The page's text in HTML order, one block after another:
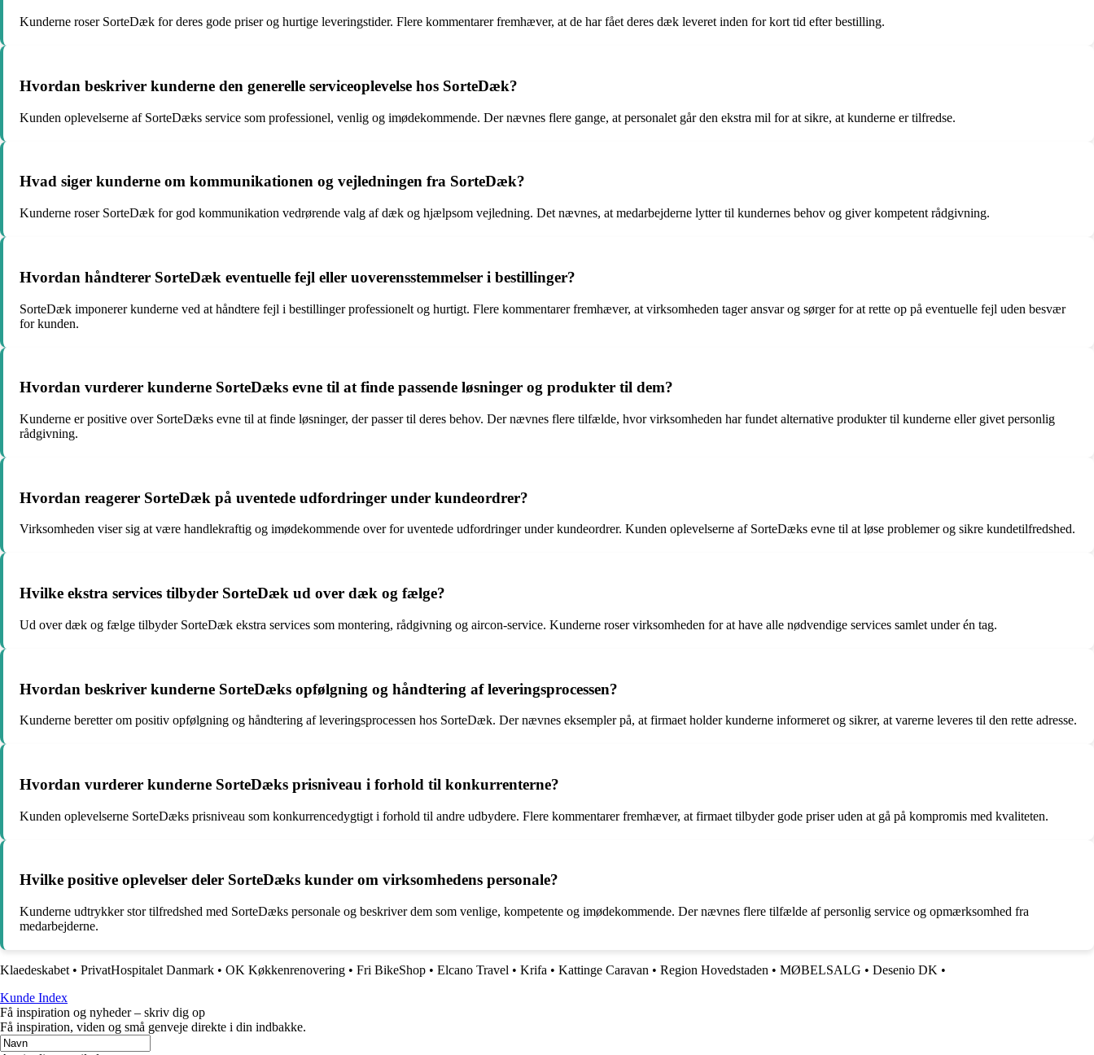
Kunderne roser SorteDæk for deres gode priser og hurtige leveringstider. Flere kommentarer fremhæver, at de har fået deres dæk leveret inden for kort tid efter bestilling.
Hvordan beskriver kunderne den generelle serviceoplevelse hos SorteDæk?
Kunden oplevelserne af SorteDæks service som professionel, venlig og imødekommende. Der nævnes flere gange, at personalet går den ekstra mil for at sikre, at kunderne er tilfredse.
Hvad siger kunderne om kommunikationen og vejledningen fra SorteDæk?
Kunderne roser SorteDæk for god kommunikation vedrørende valg af dæk og hjælpsom vejledning. Det nævnes, at medarbejderne lytter til kundernes behov og giver kompetent rådgivning.
Hvordan håndterer SorteDæk eventuelle fejl eller uoverensstemmelser i bestillinger?
SorteDæk imponerer kunderne ved at håndtere fejl i bestillinger professionelt og hurtigt. Flere kommentarer fremhæver, at virksomheden tager ansvar og sørger for at rette op på eventuelle fejl uden besvær
for kunden.
Hvordan vurderer kunderne SorteDæks evne til at finde passende løsninger og produkter til dem?
Kunderne er positive over SorteDæks evne til at finde løsninger, der passer til deres behov. Der nævnes flere tilfælde, hvor virksomheden har fundet alternative produkter til kunderne eller givet personlig
rådgivning.
Hvordan reagerer SorteDæk på uventede udfordringer under kundeordrer?
Virksomheden viser sig at være handlekraftig og imødekommende over for uventede udfordringer under kundeordrer. Kunden oplevelserne af SorteDæks evne til at løse problemer og sikre kundetilfredshed.
Hvilke ekstra services tilbyder SorteDæk ud over dæk og fælge?
Ud over dæk og fælge tilbyder SorteDæk ekstra services som montering, rådgivning og aircon-service. Kunderne roser virksomheden for at have alle nødvendige services samlet under én tag.
Hvordan beskriver kunderne SorteDæks opfølgning og håndtering af leveringsprocessen?
Kunderne beretter om positiv opfølgning og håndtering af leveringsprocessen hos SorteDæk. Der nævnes eksempler på, at firmaet holder kunderne informeret og sikrer, at varerne leveres til den rette adresse.
Hvordan vurderer kunderne SorteDæks prisniveau i forhold til konkurrenterne?
Kunden oplevelserne SorteDæks prisniveau som konkurrencedygtigt i forhold til andre udbydere. Flere kommentarer fremhæver, at firmaet tilbyder gode priser uden at gå på kompromis med kvaliteten.
Hvilke positive oplevelser deler SorteDæks kunder om virksomhedens personale?
Kunderne udtrykker stor tilfredshed med SorteDæks personale og beskriver dem som venlige, kompetente og imødekommende. Der nævnes flere tilfælde af personlig service og opmærksomhed fra
medarbejderne.
Klaedeskabet • PrivatHospitalet Danmark • OK Køkkenrenovering • Fri BikeShop • Elcano Travel • Krifa • Kattinge Caravan • Region Hovedstaden • MØBELSALG • Desenio DK •
Kunde Index
Få inspiration og nyheder – skriv dig op
Få inspiration, viden og små genveje direkte i din indbakke.